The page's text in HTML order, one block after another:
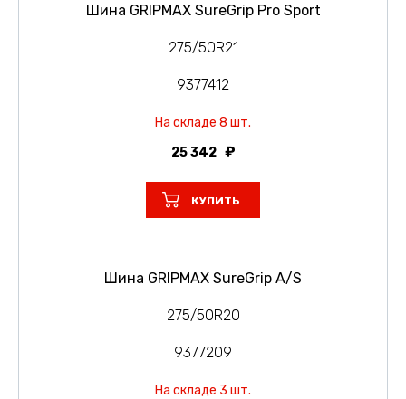
Шина GRIPMAX SureGrip Pro Sport
275/50R21
9377412
На складе 8 шт.
25 342
КУПИТЬ
Шина GRIPMAX SureGrip A/S
275/50R20
9377209
На складе 3 шт.